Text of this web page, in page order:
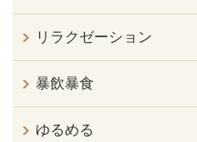
リラクゼーション
暴飲暴食
ゆるめる